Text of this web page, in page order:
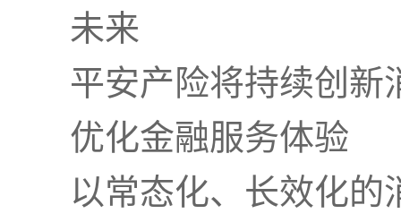
未来
平安产险将持续创新
优化金融服务体验
以常态化、长效化的